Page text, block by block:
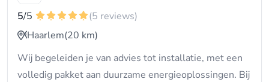
5/5
(5 reviews)
Haarlem(20 km)
Wij begeleiden je van advies tot installatie, met een
volledig pakket aan duurzame energieoplossingen. Bij